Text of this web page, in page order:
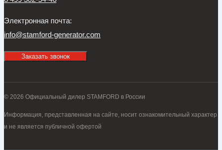
Электронная почта:
info@stamford-generator.com
Заказать звонок
© 2026 Официальный дилер STAMFORD в России
Информация, представленная на сайте, носит ознакомительный характер
и не является публичной офертой